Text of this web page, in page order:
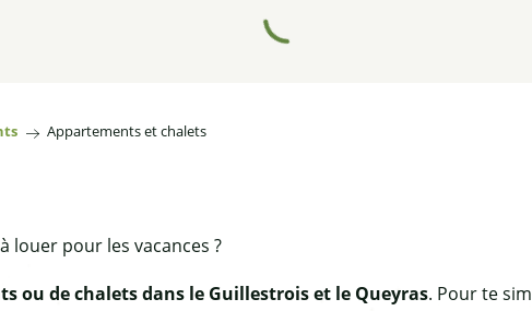
Appartements et chalets
louer pour les vacances ?
ou de chalets dans le Guillestrois et le Queyras. Pour te